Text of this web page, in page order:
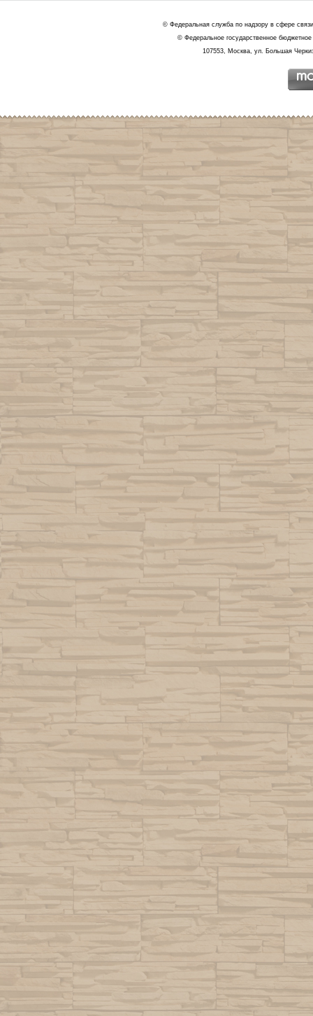
© Федеральная служба по надзору в сфере
© Федеральное государственное
107553, Москва, ул. Большая